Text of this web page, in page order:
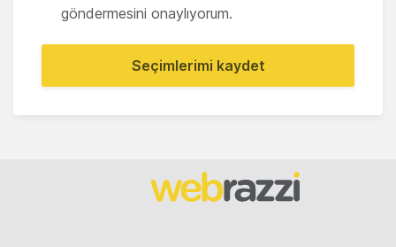
göndermesini onaylıyorum.
Seçimlerimi kaydet